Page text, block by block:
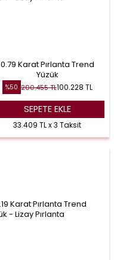
0.79 Karat Pırlanta Trend
Yüzük
%50 200.455TL100.228 TL
SEPETE EKLE
33.409 TL x 3 Taksit